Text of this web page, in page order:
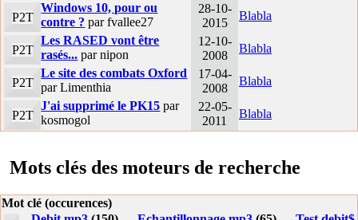
P2T
Windows 10, pour ou
contre ? par fvallee27
28-10-
2015
Blabla
P2T
Les RASED vont être
rasés... par nipon
12-10-
2008
Blabla
P2T
Le site des combats Oxford
par Limenthia
17-04-
2008
Blabla
P2T
J'ai supprimé le PK15 par
kosmogol
22-05-
2011
Blabla
Mots clés des moteurs de recherche
Mot clé (occurences)